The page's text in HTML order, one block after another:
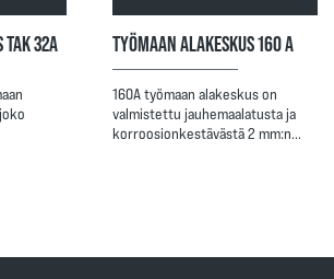
TAK 32A TYÖMAAN ALAKESKUS 160 A
160A työmaan alakeskus on
valmistettu jauhemaalatusta ja
korroosionkestävästä 2 mm:n…